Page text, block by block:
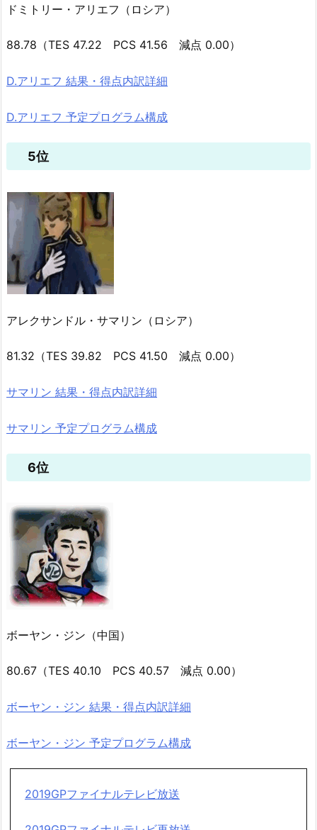
ドミトリー・アリエフ（ロシア）
88.78（TES 47.22 PCS 41.56 減点 0.00）
D.アリエフ 結果・得点内訳詳細
D.アリエフ 予定プログラム構成
5位
アレクサンドル・サマリン（ロシア）
81.32（TES 39.82 PCS 41.50 減点 0.00）
サマリン 結果・得点内訳詳細
サマリン 予定プログラム構成
6位
ボーヤン・ジン（中国）
80.67（TES 40.10 PCS 40.57 減点 0.00）
ボーヤン・ジン 結果・得点内訳詳細
ボーヤン・ジン 予定プログラム構成
2019GPファイナルテレビ放送